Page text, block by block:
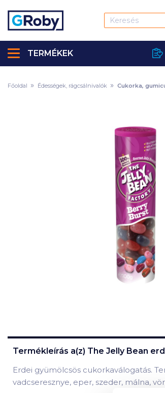
TERMÉKEK
Főoldal Édességek, rágcsálnivalók Cukorka,
Termékleírás a(z) The Jelly Bean
Erdei gyümölcsös cukorkaválogatás.
vadcseresznye, eper, szeder, málna,